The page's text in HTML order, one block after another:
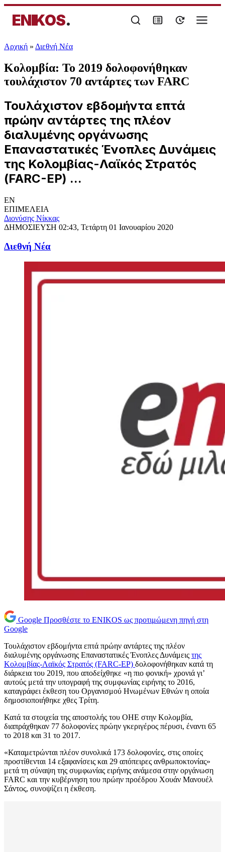
ENIKOS.
Αρχική » Διεθνή Νέα
Κολομβία: Το 2019 δολοφονήθηκαν
τουλάχιστον 70 αντάρτες των FARC
Τουλάχιστον εβδομήντα επτά
πρώην αντάρτες της πλέον
διαλυμένης οργάνωσης
Επαναστατικές Ένοπλες Δυνάμεις
της Κολομβίας-Λαϊκός Στρατός
(FARC-EP) ...
EN
ΕΠΙΜΕΛΕΙΑ
Διονύσης Νίκκας
ΔΗΜΟΣΙΕΥΣΗ 02:43, Τετάρτη 01 Ιανουαρίου 2020
Διεθνή Νέα
Google Προσθέστε το ENIKOS ως προτιμώμενη πηγή στη
Google
Τουλάχιστον εβδομήντα επτά πρώην αντάρτες της πλέον
διαλυμένης οργάνωσης Επαναστατικές Ένοπλες Δυνάμεις της
Κολομβίας-Λαϊκός Στρατός (FARC-EP) δολοφονήθηκαν κατά τη
διάρκεια του 2019, που αποδείχθηκε «η πιο φονική» χρονιά γι’
αυτούς μετά την υπογραφή της συμφωνίας ειρήνης το 2016,
καταγράφει έκθεση του Οργανισμού Ηνωμένων Εθνών η οποία
δημοσιοποιήθηκε χθες Τρίτη.
Κατά τα στοιχεία της αποστολής του ΟΗΕ στην Κολομβία,
διαπράχθηκαν 77 δολοφονίες πρώην γκεριγέρος πέρυσι, έναντι 65
το 2018 και 31 το 2017.
«Καταμετρώνται πλέον συνολικά 173 δολοφονίες, στις οποίες
προστίθενται 14 εξαφανίσεις και 29 απόπειρες ανθρωποκτονίας»
μετά τη σύναψη της συμφωνίας ειρήνης ανάμεσα στην οργάνωση
FARC και την κυβέρνηση του πρώην προέδρου Χουάν Μανουέλ
Σάντος, συνοψίζει η έκθεση.